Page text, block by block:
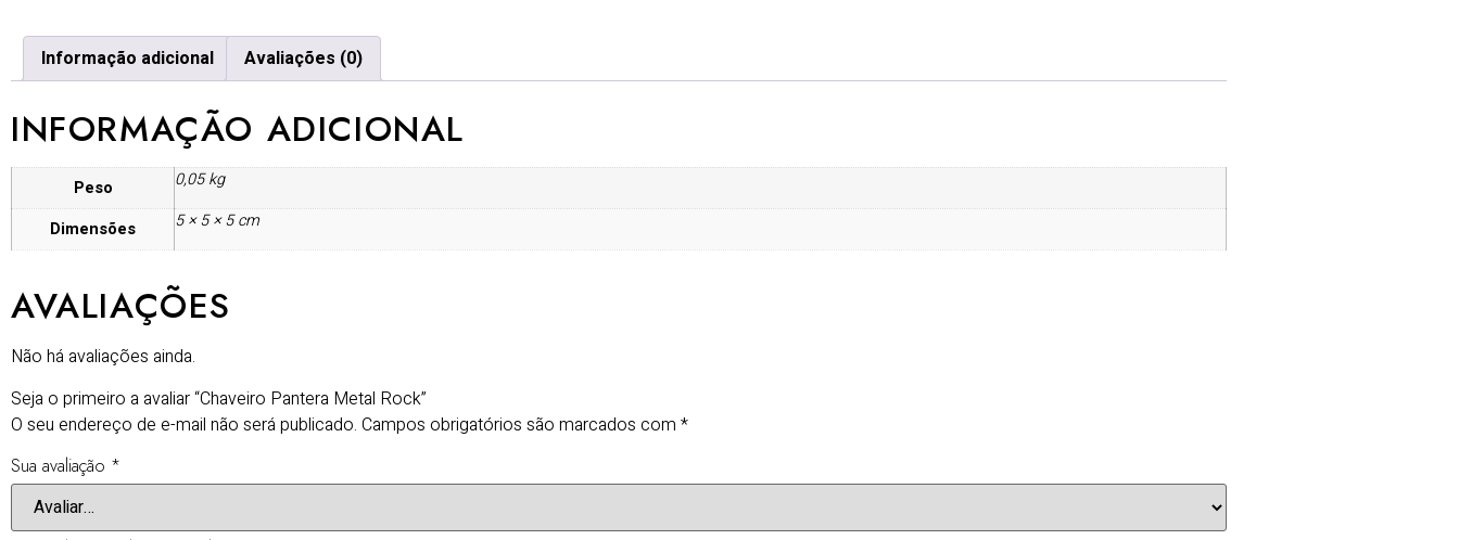
Informação adicional Avaliações (0)
INFORMAÇÃO ADICIONAL
Peso 0,05 kg
Dimensões 5 × 5 × 5 cm
AVALIAÇÕES
Não há avaliações ainda.
Seja o primeiro a avaliar “Chaveiro Pantera Metal Rock”
O seu endereço de e-mail não será publicado. Campos obrigatórios são marcados com *
Sua avaliação *